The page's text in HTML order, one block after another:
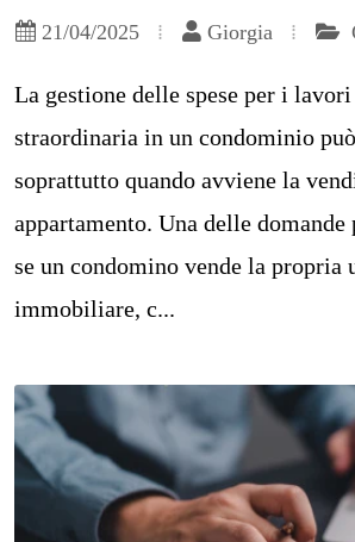
21/04/2025
Giorgia
La gestione delle spese per i
straordinaria in un condominio
soprattutto quando avviene la
appartamento. Una delle
se un condomino vende la propria
immobiliare, c...